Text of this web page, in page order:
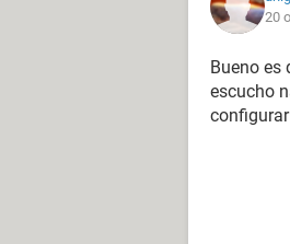
20
Bueno es
escucho